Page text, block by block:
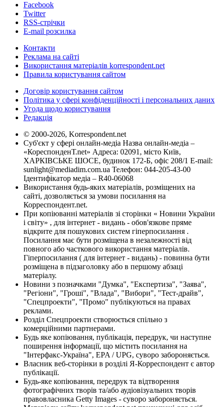
Facebook
Twitter
RSS-стрічки
E-mail розсилка
Контакти
Реклама на сайті
Використання матеріалів korrespondent.net
Правила користування сайтом
Договір користування сайтом
Політика у сфері конфіденційності і персональних даних
Угода щодо користування
Редакція
© 2000-2026, Korrespondent.net
Суб'єкт у сфері онлайн-медіа Назва онлайн-медіа –
«КореспонденТ.net» Адреса: 02091, місто Київ,
ХАРКІВСЬКЕ ШОСЕ, будинок 172-Б, офіс 208/1 E-mail:
sunlight@mediadim.com.ua Телефон: 044-205-43-00
Ідентифікатор медіа – R40-06068
Використання будь-яких матеріалів, розміщених на
сайті, дозволяється за умови посилання на
Корреспондент.net.
При копіюванні матеріалів зі сторінки « Новини України
і світу» , для інтернет - видань - обов'язкове пряме
відкрите для пошукових систем гіперпосилання .
Посилання має бути розміщена в незалежності від
повного або часткового використання матеріалів.
Гіперпосилання ( для інтернет - видань) - повинна бути
розміщена в підзаголовку або в першому абзаці
матеріалу.
Новини з позначками "Думка", "Експертиза", "Заява",
"Регіони", "Гроші", "Влада", "Вибори", "Тест-драйв",
"Спецпроекти", "Промо" публікуються на правах
реклами.
Розділ Спецпроекти створюється спільно з
комерційними партнерами.
Будь яке копіювання, публікація, передрук, чи наступне
поширення інформації, що містить посилання на
"Інтерфакс-Україна", EPA / UPG, суворо забороняється.
Власник веб-сторінки в розділі Я-Корреспондент є автор
публікації.
Будь-яке копіювання, передрук та відтворення
фотографічних творів та/або аудіовізуальних творів
правовласника Getty Images - суворо забороняється.